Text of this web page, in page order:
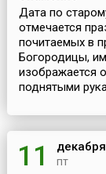
Дата по
отмечается
почитаемых в
Богородицы,
изображается
поднятыми
11 декабря
пт